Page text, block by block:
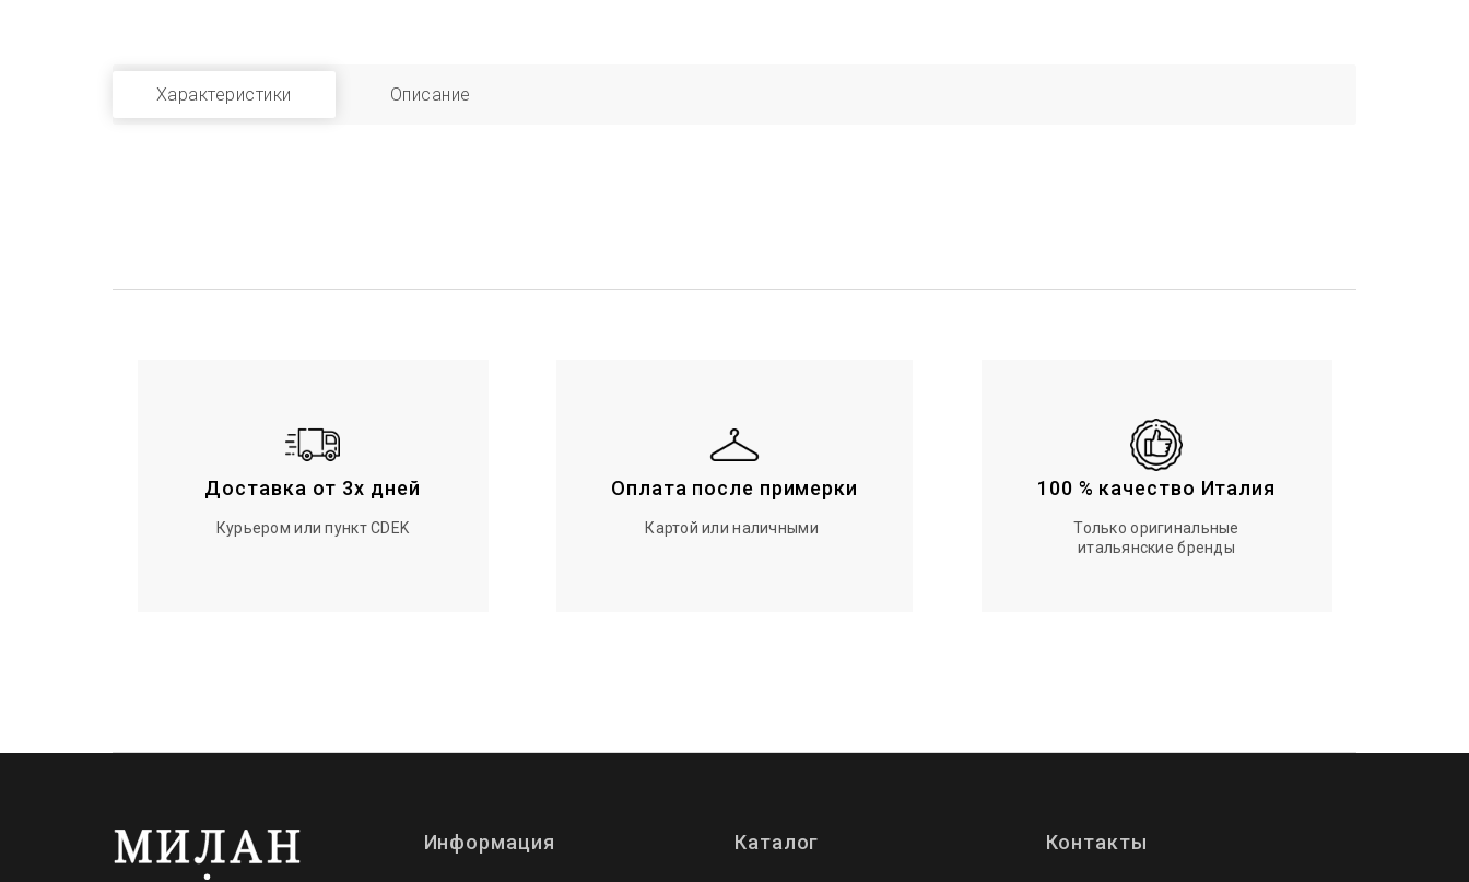
Характеристики Описание
Доставка от 3х дней
Курьером или пункт CDEK
Оплата после примерки
Картой или наличными
100 % качество Италия
Только оригинальные
итальянские бренды
Информация Каталог Контакты